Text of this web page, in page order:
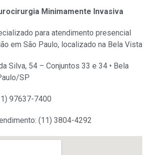
Minimamente Invasiva
para atendimento presencial
em São Paulo, localizado na Bela Vista
Silva, 54 – Conjuntos 33 e 34 • Bela
SP
97637-7400
(11) 3804-4292